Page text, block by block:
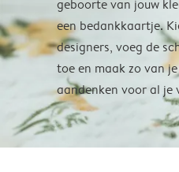
geboorte van jouw
een bedankkaartje.
designers, voeg de
toe en maak zo van
aandenken voor al je